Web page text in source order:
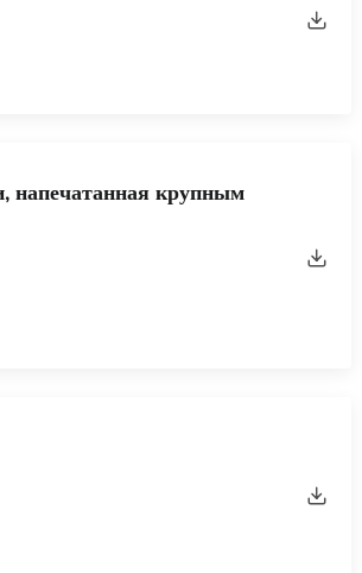
напечатанная крупным